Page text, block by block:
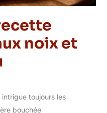
noix et
toujours les
bouchée